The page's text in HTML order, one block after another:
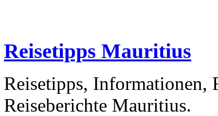
Reisetipps Mauritius
Reisetipps, Informationen,
Reiseberichte Mauritius.